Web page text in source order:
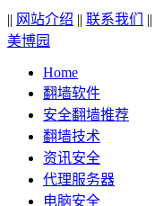
|| 网站介绍 || 联系我们 ||
美博园
Home
翻墙软件
安全翻墙推荐
翻墙技术
资讯安全
代理服务器
电脑安全